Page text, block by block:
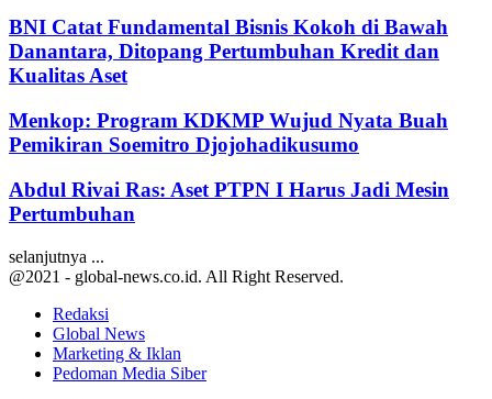
BNI Catat Fundamental Bisnis Kokoh di Bawah
Danantara, Ditopang Pertumbuhan Kredit dan
Kualitas Aset
Menkop: Program KDKMP Wujud Nyata Buah
Pemikiran Soemitro Djojohadikusumo
Abdul Rivai Ras: Aset PTPN I Harus Jadi Mesin
Pertumbuhan
selanjutnya ...
@2021 - global-news.co.id. All Right Reserved.
Redaksi
Global News
Marketing & Iklan
Pedoman Media Siber